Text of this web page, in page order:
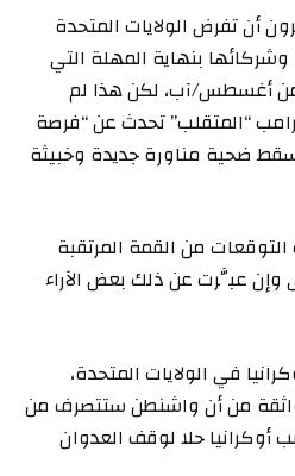
أن تفرض الولايات المتحدة
بنهاية المهلة التي
من أغسطس/آب، لكن هذا لم
“المتقلب” تحدث عن “فرصة
ضحية مناورة جديدة وخبيثة
من القمة المرتقبة
وإن عبَّرت عن ذلك بعض الآراء
في الولايات المتحدة،
من أن واشنطن ستتصرف من
حلا لوقف العدوان